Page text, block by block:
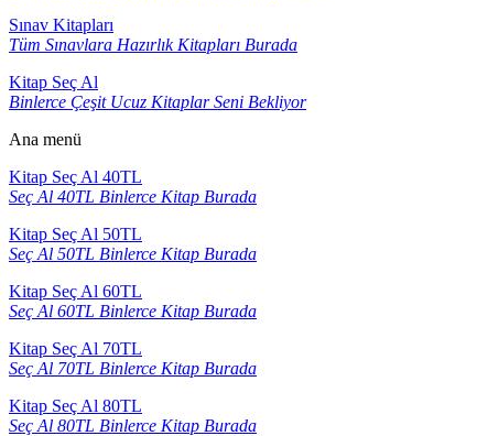
Sınav Kitapları
Tüm Sınavlara Hazırlık Kitapları Burada
Kitap Seç Al
Binlerce Çeşit Ucuz Kitaplar Seni Bekliyor
Ana menü
Kitap Seç Al 40TL
Seç Al 40TL Binlerce Kitap Burada
Kitap Seç Al 50TL
Seç Al 50TL Binlerce Kitap Burada
Kitap Seç Al 60TL
Seç Al 60TL Binlerce Kitap Burada
Kitap Seç Al 70TL
Seç Al 70TL Binlerce Kitap Burada
Kitap Seç Al 80TL
Seç Al 80TL Binlerce Kitap Burada